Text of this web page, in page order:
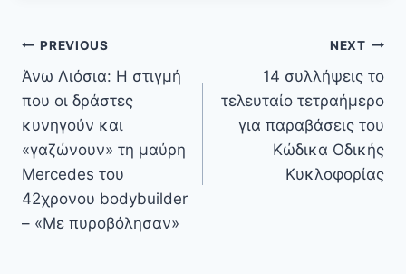
Πλοήγηση
άρθρων
PREVIOUS
Άνω Λιόσια: Η στιγμή
που οι δράστες
κυνηγούν και
«γαζώνουν» τη μαύρη
Mercedes του
42χρονου bodybuilder
– «Με πυροβόλησαν»
NEXT
14 συλλήψεις το
τελευταίο τετραήμερο
για παραβάσεις του
Κώδικα Οδικής
Κυκλοφορίας